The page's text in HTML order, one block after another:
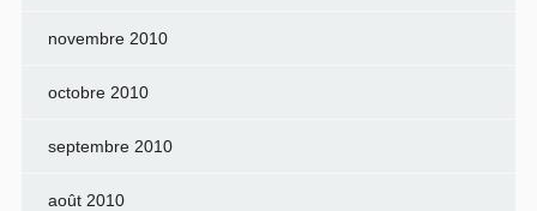
novembre 2010
octobre 2010
septembre 2010
août 2010